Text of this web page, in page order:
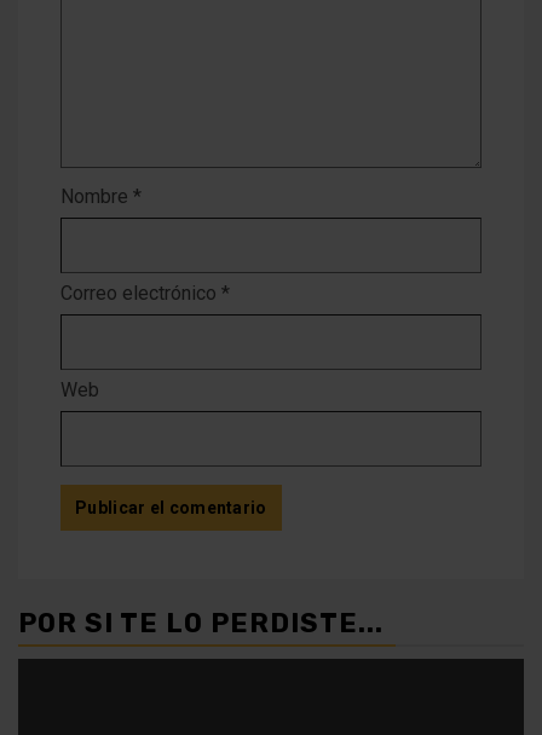
Nombre *
Correo electrónico *
Web
POR SI TE LO PERDISTE...